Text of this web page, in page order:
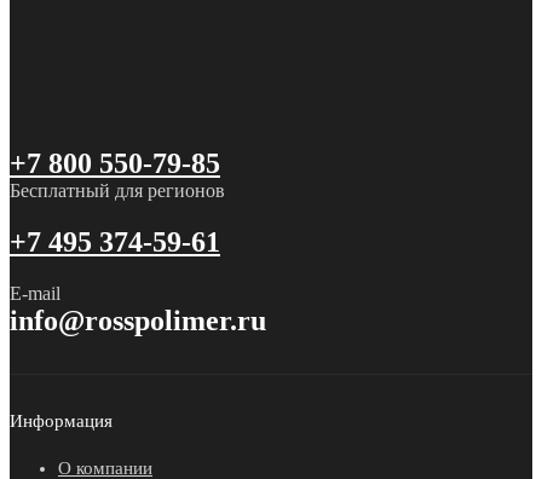
+7 800 550-79-85
Бесплатный для регионов
+7 495 374-59-61
E-mail
info@rosspolimer.ru
Информация
О компании